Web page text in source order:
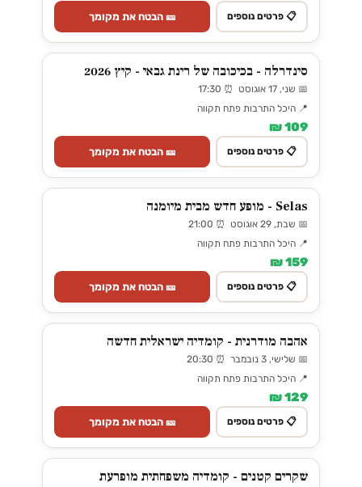
📋 פרטים נוספים 🎫 הבטח את מקומך
סינדרלה - בכיכובה של רינת גבאי - קיץ 2026
📅 שני, 17 אוגוסט ⏰ 17:30
📍 היכל התרבות פתח תקווה
109 ₪
📋 פרטים נוספים 🎫 הבטח את מקומך
Selas - מופע חדש מבית מיומנה
📅 שבת, 29 אוגוסט ⏰ 21:00
📍 היכל התרבות פתח תקווה
159 ₪
📋 פרטים נוספים 🎫 הבטח את מקומך
אהבה מודרנית - קומדיה ישראלית חדשה
📅 שלישי, 3 נובמבר ⏰ 20:30
📍 היכל התרבות פתח תקווה
129 ₪
📋 פרטים נוספים 🎫 הבטח את מקומך
שקרים קטנים - קומדיה משפחתית מופרעת